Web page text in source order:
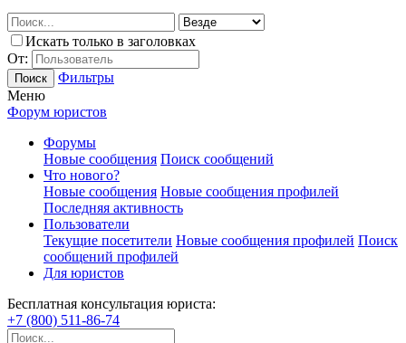
Искать только в заголовках
От:
Поиск
Фильтры
Меню
Форум юристов
Форумы
Новые сообщения Поиск сообщений
Что нового?
Новые сообщения Новые сообщения профилей
Последняя активность
Пользователи
Текущие посетители Новые сообщения профилей Поиск
сообщений профилей
Для юристов
Бесплатная консультация юриста:
+7 (800) 511-86-74